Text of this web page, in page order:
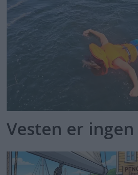
Vesten er